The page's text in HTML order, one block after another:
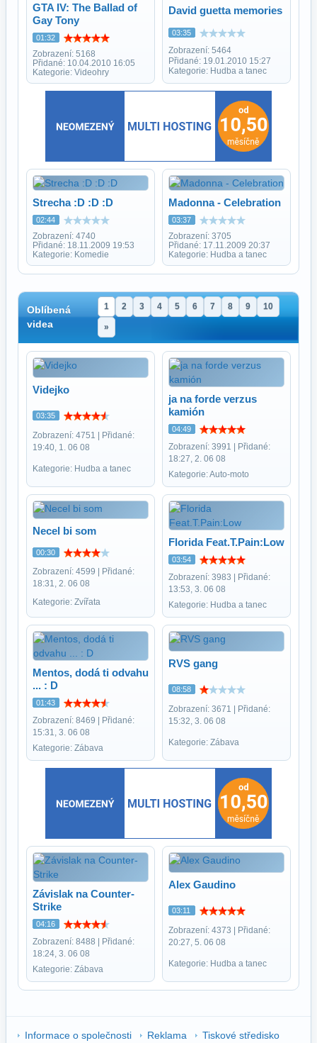
GTA IV: The Ballad of
Gay Tony
01:32
Zobrazení: 5168
Přidané: 10.04.2010 16:05
Kategorie: Videohry
David guetta memories
03:35
Zobrazení: 5464
Přidané: 19.01.2010 15:27
Kategorie: Hudba a tanec
Strecha :D :D :D
02:44
Zobrazení: 4740
Přidané: 18.11.2009 19:53
Kategorie: Komedie
Madonna - Celebration
03:37
Zobrazení: 3705
Přidané: 17.11.2009 20:37
Kategorie: Hudba a tanec
Oblíbená
videa
1 2 3 4 5 6 7 8 9 10
»
Videjko
03:35
Zobrazení: 4751 | Přidané:
19:40, 1. 06 08
Kategorie: Hudba a tanec
ja na forde verzus
kamión
04:49
Zobrazení: 3991 | Přidané:
18:27, 2. 06 08
Kategorie: Auto-moto
Necel bi som
00:30
Zobrazení: 4599 | Přidané:
18:31, 2. 06 08
Kategorie: Zvířata
Florida Feat.T.Pain:Low
03:54
Zobrazení: 3983 | Přidané:
13:53, 3. 06 08
Kategorie: Hudba a tanec
Mentos, dodá ti odvahu
... : D
01:43
Zobrazení: 8469 | Přidané:
15:31, 3. 06 08
Kategorie: Zábava
RVS gang
08:58
Zobrazení: 3671 | Přidané:
15:32, 3. 06 08
Kategorie: Zábava
Závislak na Counter-
Strike
04:16
Zobrazení: 8488 | Přidané:
18:24, 3. 06 08
Kategorie: Zábava
Alex Gaudino
03:11
Zobrazení: 4373 | Přidané:
20:27, 5. 06 08
Kategorie: Hudba a tanec
Informace o společnosti Reklama Tiskové středisko